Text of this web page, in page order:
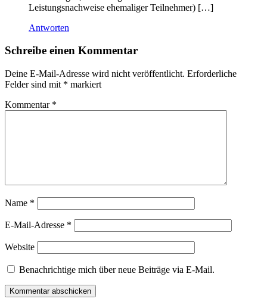
Leistungsnachweise ehemaliger Teilnehmer) […]
Antworten
Schreibe einen Kommentar
Deine E-Mail-Adresse wird nicht veröffentlicht. Erforderliche
Felder sind mit * markiert
Kommentar *
Name *
E-Mail-Adresse *
Website
Benachrichtige mich über neue Beiträge via E-Mail.